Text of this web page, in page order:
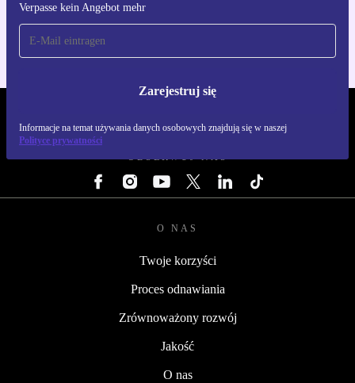
Verpasse kein Angebot mehr
Zarejestruj się
Informacje na temat używania danych osobowych znajdują się w naszej
Polityce prywatności
Dla iOS i Android
OBSERWUJ NAS
O NAS
Twoje korzyści
Proces odnawiania
Zrównoważony rozwój
Jakość
O nas